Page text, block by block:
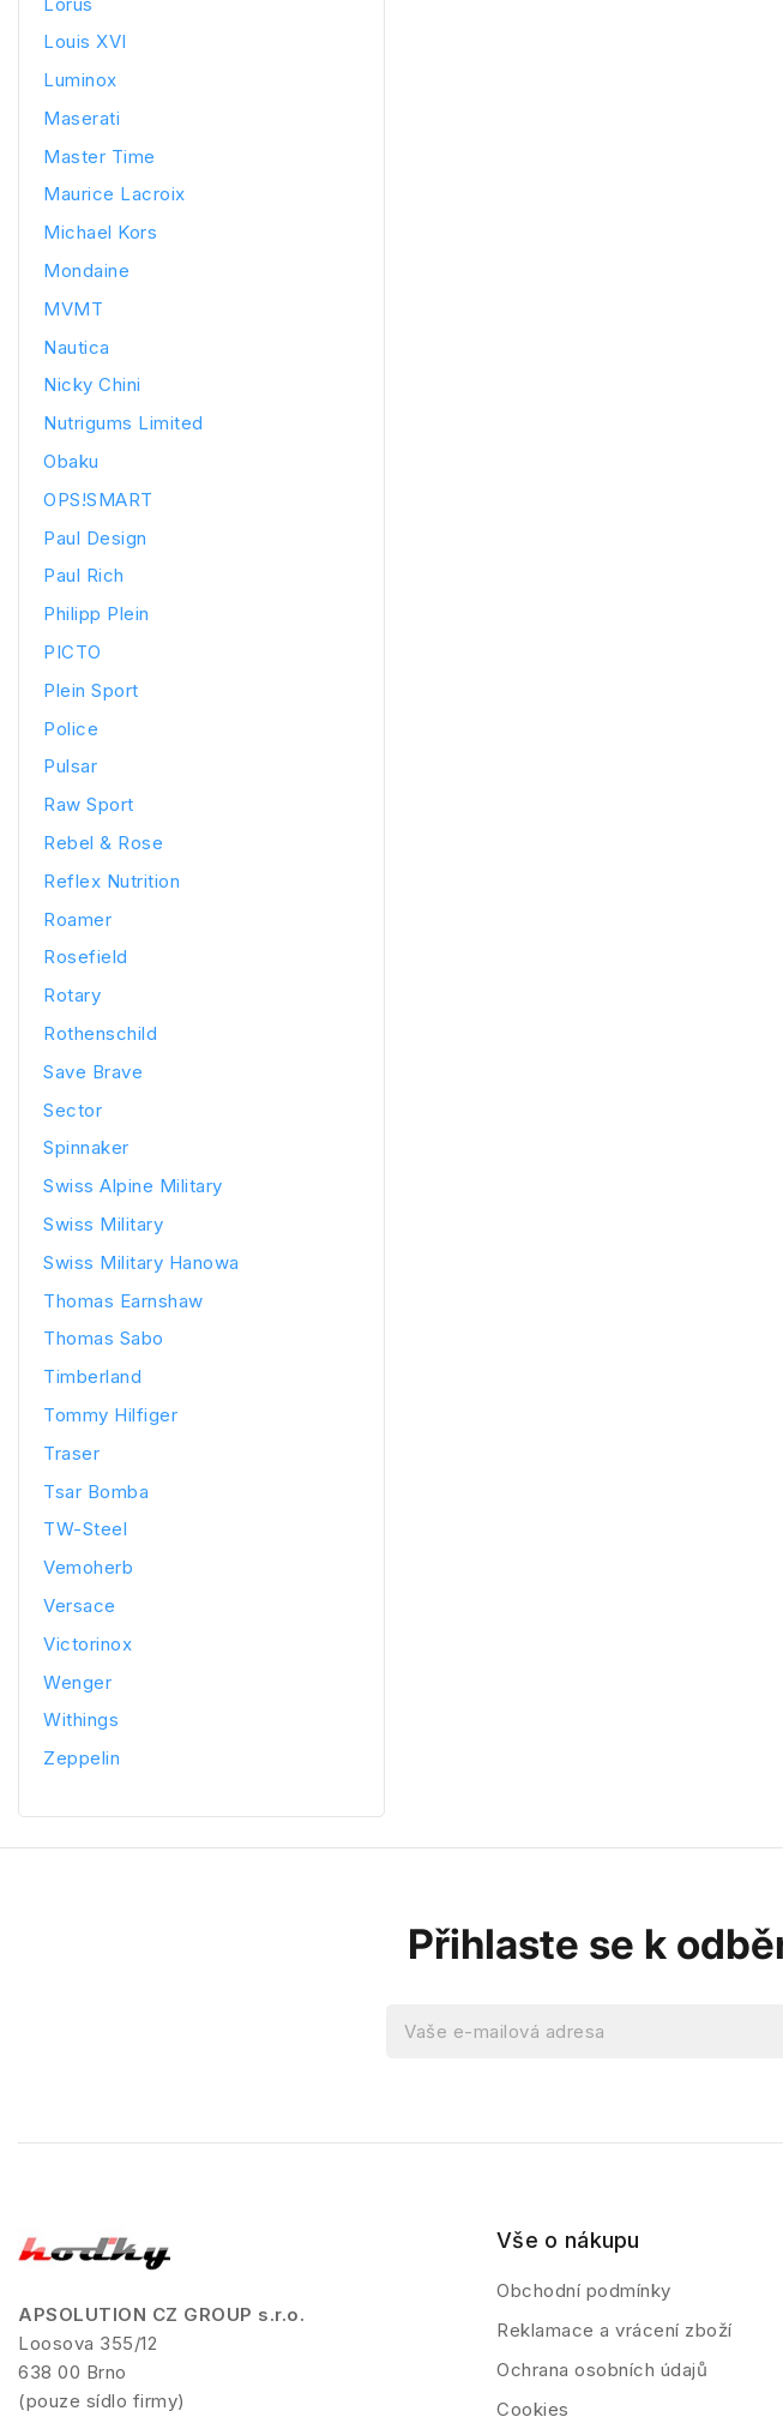
Louis XVI
Luminox
Maserati
Master Time
Maurice Lacroix
Michael Kors
Mondaine
MVMT
Nautica
Nicky Chini
Nutrigums Limited
Obaku
OPS!SMART
Paul Design
Paul Rich
Philipp Plein
PICTO
Plein Sport
Police
Pulsar
Raw Sport
Rebel & Rose
Reflex Nutrition
Roamer
Rosefield
Rotary
Rothenschild
Save Brave
Sector
Spinnaker
Swiss Alpine Military
Swiss Military
Swiss Military Hanowa
Thomas Earnshaw
Thomas Sabo
Timberland
Tommy Hilfiger
Traser
Tsar Bomba
TW-Steel
Vemoherb
Versace
Victorinox
Wenger
Withings
Zeppelin
Přihlaste se k
APSOLUTION CZ GROUP s.r.o.
Loosova 355/12
638 00 Brno
(pouze sídlo firmy)
Vše o nákupu
Obchodní podmínky
Reklamace a vrácení zboží
Ochrana osobních údajů
Cookies